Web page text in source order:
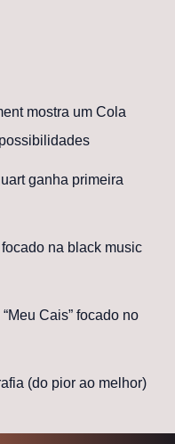
mostra um Cola
ganha primeira
na black music
Cais” focado no
(do pior ao melhor)